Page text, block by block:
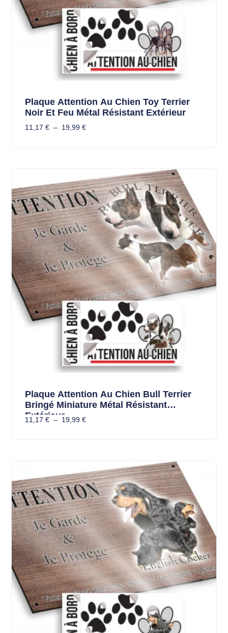
Plaque Attention Au Chien Toy Terrier
Noir Et Feu Métal Résistant Extérieur
11,17 € – 19,99 €
Plaque Attention Au Chien Bull Terrier
Bringé Miniature Métal Résistant
Extérieur
11,17 € – 19,99 €